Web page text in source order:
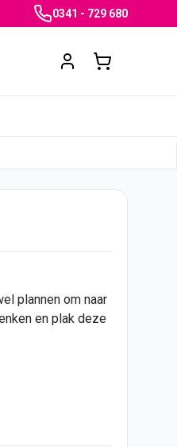
0341 - 729 680
plannen om naar
en plak deze